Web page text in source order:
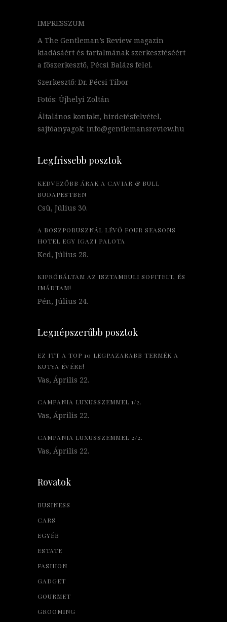
IMPRESSZUM
A The Gentleman’s Review magazin
kiadásáért és tartalmának szerkesztéséért
a főszerkesztő, Pécsi Balázs felel.
Szerkesztő: Dr. Pécsi Tibor
Fotós: Újhelyi Zoltán
Általános kontakt, hirdetésfelvétel,
sajtóanyagok: info@gentlemansreview.hu
Legfrissebb posztok
KEDVEZŐBB ÁRAK A CAVIAR & BULL
BUDAPESTBEN
Csü, Július 30.
A BOSZPORUSZNÁL LÉVŐ FOUR SEASONS
HOTEL EGY IGAZI PALOTA
Ked, Július 28.
KIPRÓBÁLTAM AZ ISZTAMBULI SOFITELT, ÉS
IMÁDTAM!
Pén, Július 24.
Legnépszerűbb posztok
EZ ITT A TOP 10 LEGPAZARABB TERMÉK A
KUTYA ÉVÉRE!
Vas, Április 22.
CAMPANIA LUXUSSZEMMEL 1/2.
Vas, Április 22.
CAMPANIA LUXUSSZEMMEL 2/2.
Vas, Április 22.
Rovatok
BUSINESS
CARS
EGYÉB
ESTATE
FASHION
GADGET
GOURMET
GROOMING